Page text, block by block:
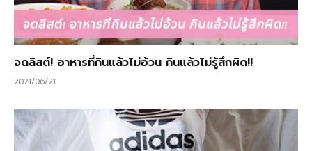
จดลิสต์! อาหารที่กินแล้วไม่อ้วน กินแล้วไม่รู้สึกผิด!!
2021/06/21